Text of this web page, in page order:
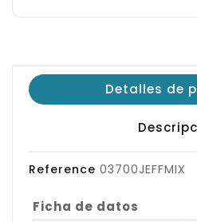
Detalles de
Reference 03700JEFFMIX
Ficha de datos